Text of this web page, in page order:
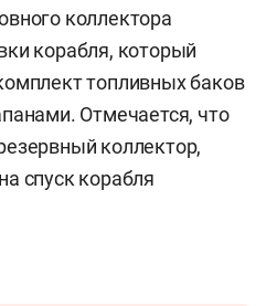
коллектора
корабля, который
топливных баков
Отмечается, что
коллектор,
спуск корабля